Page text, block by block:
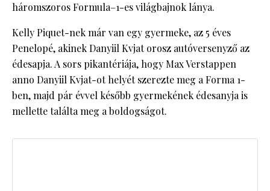
háromszoros Formula–1-es világbajnok lánya.
Kelly Piquet-nek már van egy gyermeke, az 5 éves
Penelopé, akinek Danyiil Kvjat orosz autóversenyző az
édesapja. A sors pikantériája, hogy Max Verstappen
anno Danyiil Kvjat-ot helyét szerezte meg a Forma 1-
ben, majd pár évvel később gyermekének édesanyja is
mellette találta meg a boldogságot.